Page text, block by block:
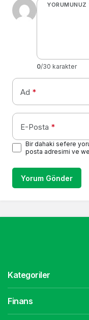
YORUMUNUZ
0/30 karakter
Ad *
E-Posta *
Bir dahaki sefere
posta adresimi ve
Yorum Gönder
Kategoriler
Finans